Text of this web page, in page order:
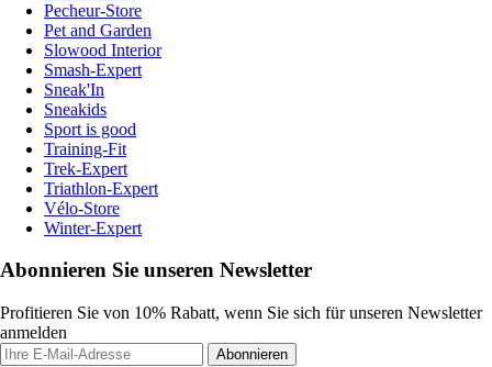
Pecheur-Store
Pet and Garden
Slowood Interior
Smash-Expert
Sneak'In
Sneakids
Sport is good
Training-Fit
Trek-Expert
Triathlon-Expert
Vélo-Store
Winter-Expert
Abonnieren Sie unseren Newsletter
Profitieren Sie von 10% Rabatt, wenn Sie sich für unseren Newsletter
anmelden
Abonnieren